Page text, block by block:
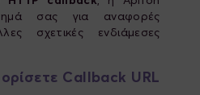
σας για αναφορές
σχετικές ενδιάμεσες
Callback URL